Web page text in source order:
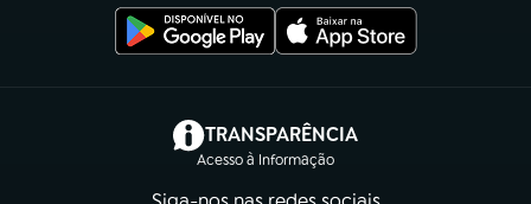
TRANSPARÊNCIA
Acesso à Informação
(abre em nova aba)